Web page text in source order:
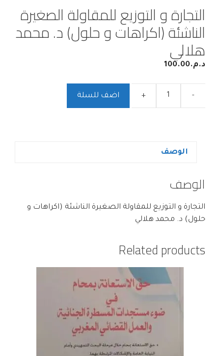
التجارة و التوزيع للمقاولة الصغيرة
الناشئة (اكراهات و حلول) د. محمد
هلالي
د.م.100.00
-
+ اضف للسلة
الوصف
الوصف
التجارة و التوزيع للمقاولة الصغيرة الناشئة (اكراهات و
حلول) د. محمد هلالي
Related products